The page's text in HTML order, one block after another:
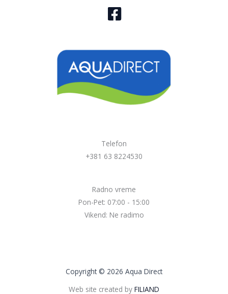
Telefon
+381 63 8224530
Radno vreme
Pon-Pet: 07:00 - 15:00
Vikend: Ne radimo
Copyright © 2026 Aqua Direct
Web site created by FILIAND